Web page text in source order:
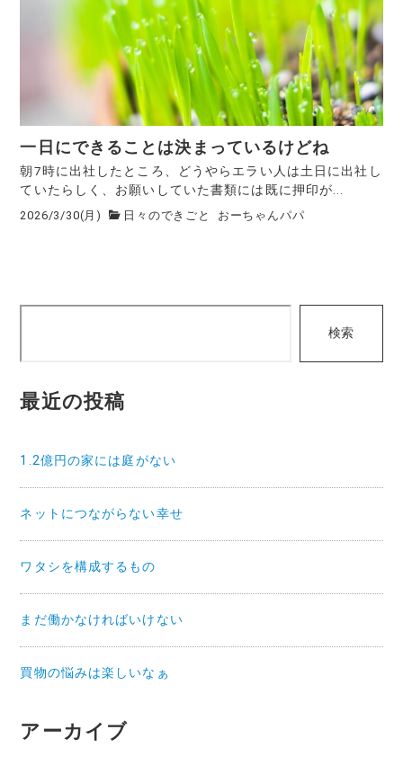
一日にできることは決まっているけどね
朝7時に出社したところ、どうやらエラい人は土日に出社し
ていたらしく、お願いしていた書類には既に押印が...
2026/3/30(月) 日々のできごと おーちゃんパパ
検索
最近の投稿
1.2億円の家には庭がない
ネットにつながらない幸せ
ワタシを構成するもの
まだ働かなければいけない
買物の悩みは楽しいなぁ
アーカイブ